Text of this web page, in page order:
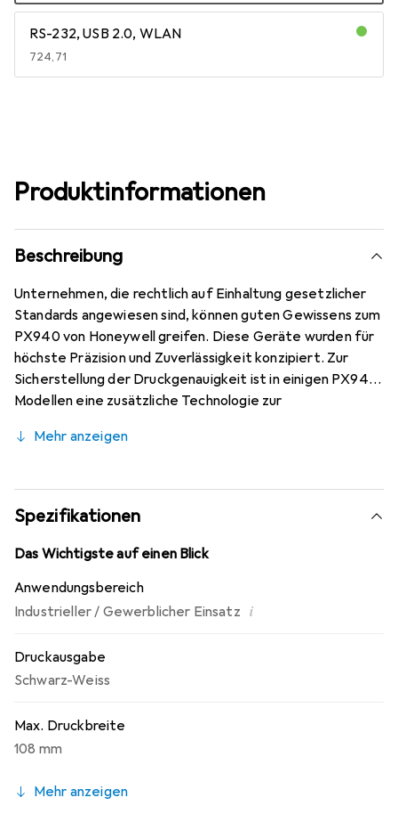
RS-232, USB 2.0, WLAN
EUR
724,71
Produktinformationen
Beschreibung
Unternehmen, die rechtlich auf Einhaltung gesetzlicher
Standards angewiesen sind, können guten Gewissens zum
PX940 von Honeywell greifen. Diese Geräte wurden für
höchste Präzision und Zuverlässigkeit konzipiert. Zur
Sicherstellung der Druckgenauigkeit ist in einigen PX940
Modellen eine zusätzliche Technologie zur
diese Prüfung nicht bestehen, werden sie automatisch
50,6 x 39,87 x 26,1 cm und besitzt einen 256 MB
Flashspeicher sowie 1 GB RAM. Das vollständig aus Metall
bestehende Gehäuse lässt ihn äusserst robust werden
und dank einer Druckgeschwindigkeit von 350 mm/s kann
Das macht ihn interessant für Unternehmen aus den
Bereichen Transportwesen, Vertrieb,
Mehr anzeigen
Spezifikationen
Das Wichtigste auf einen Blick
Anwendungsbereich
Industrieller / Gewerblicher Einsatz i
Druckausgabe
Schwarz-Weiss
Max. Druckbreite
108 mm
Mehr anzeigen